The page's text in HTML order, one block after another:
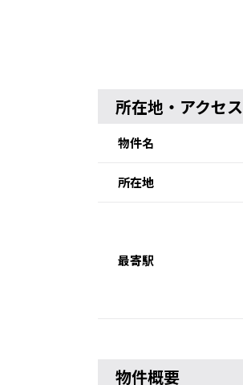
所在地・アクセス
物件名
所在地
最寄駅
物件概要